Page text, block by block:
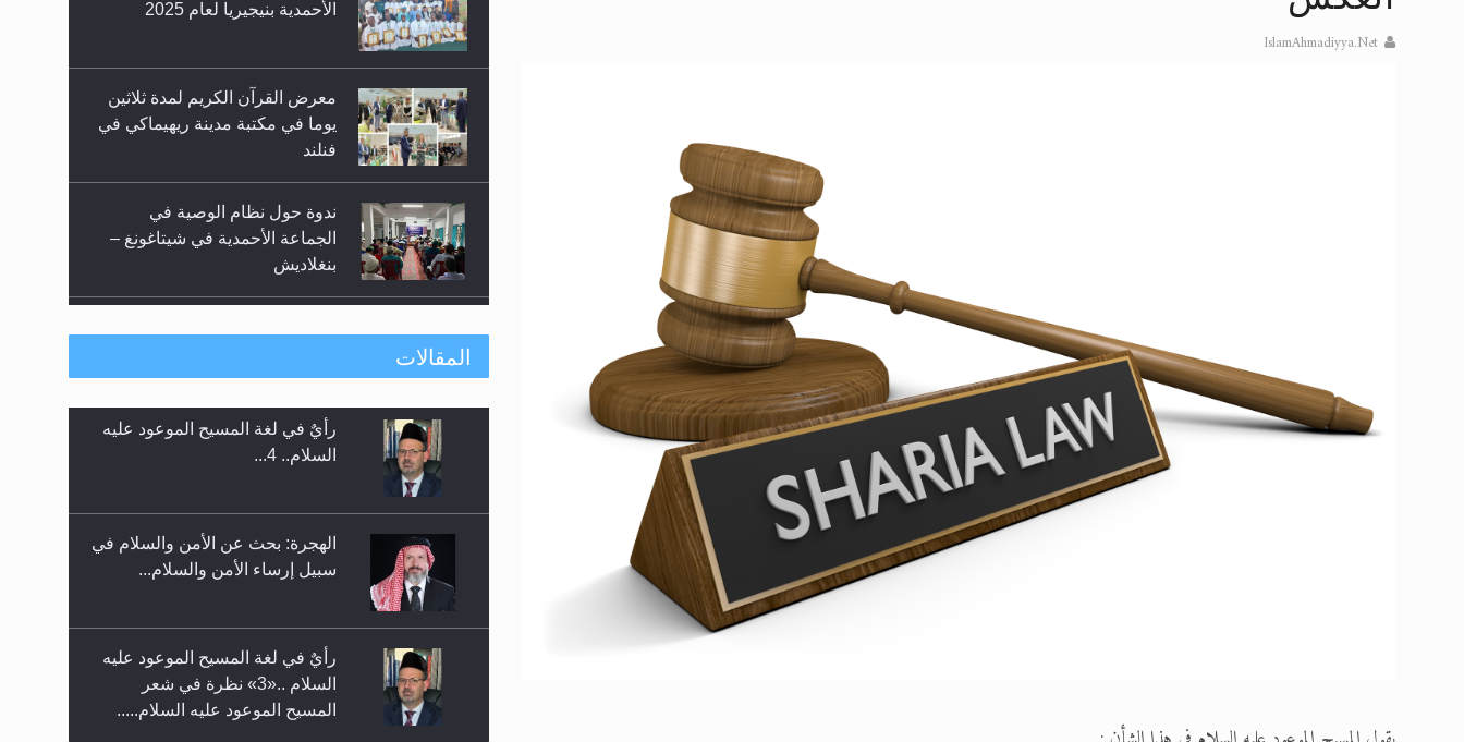
إعلان هامّ بخصوص الرسائل المرسلة إلى حضرة امير المؤمنين أيده الله والمكتب العربي >> المزيد
اقرأ هذا الكتاب وتعرّف على حقيقة الإسراء والمعراج >> المزيد
عرض مصوَّر لأقوال المستشرقين في خاتم النبيين صلى الله عليه وسلم >> المزيد
IslamAhmadiyya.Net
يوما في مكتبة مدينة ريهيماكي في
ندوة حول نظام الوصية في
الجماعة الأحمدية في شيتاغونغ –
بنغلاديش
اليوم الوطني الرياضي لمجلس
أنصار الله في هولندا
إتمام حفظ القرآن الكريم لثلاثة
حفل توزيع الشهادات في الجامعة
المقالات
الهجرة: بحث عن الأمن والسلام في
سبيل إرساء الأمن والسلام...
رأيٌ في لغة المسيح الموعود عليه
السلام ..«3» نظرة في شعر
**الحصن الحصين من وساوس
المعارضين ...**...